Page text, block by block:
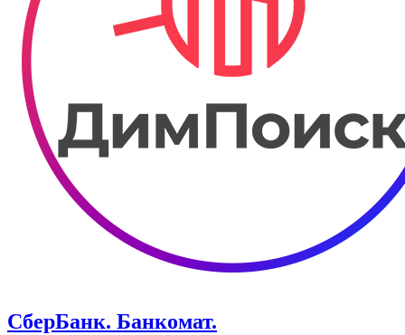
СберБанк. Банкомат.